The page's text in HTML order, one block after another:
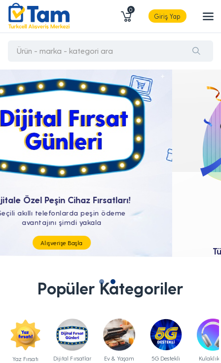
0
Giriş Yap
Tüm Teknolojik İhtiyaçların Tam'da
Popüler Kategoriler
Yaz Fırsatı Dijital Fırsatlar Ev & Yaşam
5G Destekli